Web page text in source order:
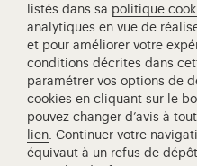
L'Opéra royal de Versailles
Centre de recherche du
Centre de Musique Baroque
Réseau des Résidences
Société des Amis de Versailles
Académie équestre
Campus Versailles
listés dans sa politique
analytiques en vue de
et pour améliorer votre
conditions décrites dans
paramétrer vos options de
cookies en cliquant sur le
pouvez changer d’avis à
lien. Continuer votre
équivaut à un refus de